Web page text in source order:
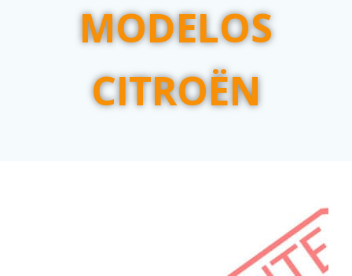
MODELOS
CITROËN